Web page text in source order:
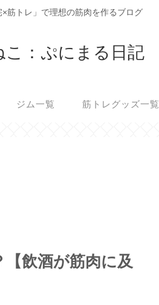
×筋トレ」で理想の筋肉を作るブログ
こ：ぷにまる日記
ジム一覧 筋トレグッズ一覧
飲酒が筋肉に及